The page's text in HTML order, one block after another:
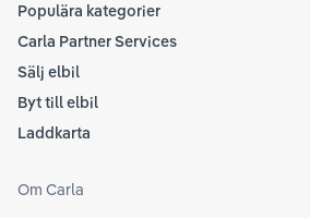
Populära kategorier
Carla Partner Services
Sälj elbil
Byt till elbil
Laddkarta
Om Carla